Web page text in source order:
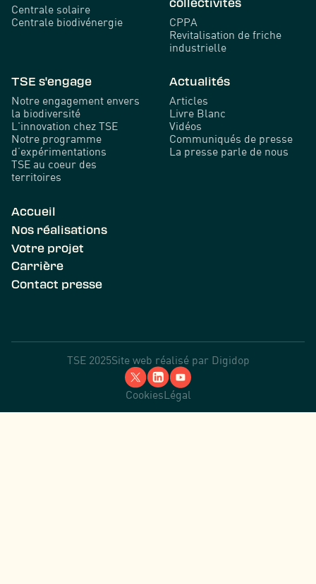
Centrale solaire
Centrale biodivénergie
collectivités
CPPA
Revitalisation de friche
industrielle
TSE s'engage
Notre engagement envers
la biodiversité
L'innovation chez TSE
Notre programme
d’expérimentations
TSE au coeur des
territoires
Actualités
Articles
Livre Blanc
Vidéos
Communiqués de presse
La presse parle de nous
Accueil
Nos réalisations
Votre projet
Carrière
Contact presse
TSE 2025Site web réalisé par Digidop
CookiesLégal